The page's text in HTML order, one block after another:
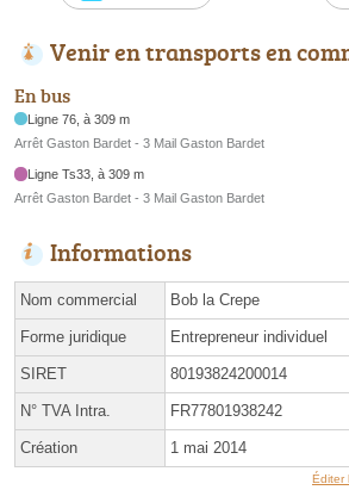
Venir en transports en
En bus
Ligne 76, à 309 m
Arrêt Gaston Bardet - 3 Mail Gaston Bardet
Ligne Ts33, à 309 m
Arrêt Gaston Bardet - 3 Mail Gaston Bardet
Informations
Nom commercial Bob la Crepe
Forme juridique Entrepreneur individuel
SIRET 80193824200014
N° TVA Intra. FR77801938242
Création 1 mai 2014
Éditer